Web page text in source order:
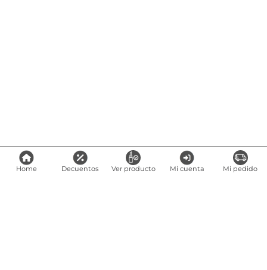
Home Decuentos Ver producto Mi cuenta Mi pedido